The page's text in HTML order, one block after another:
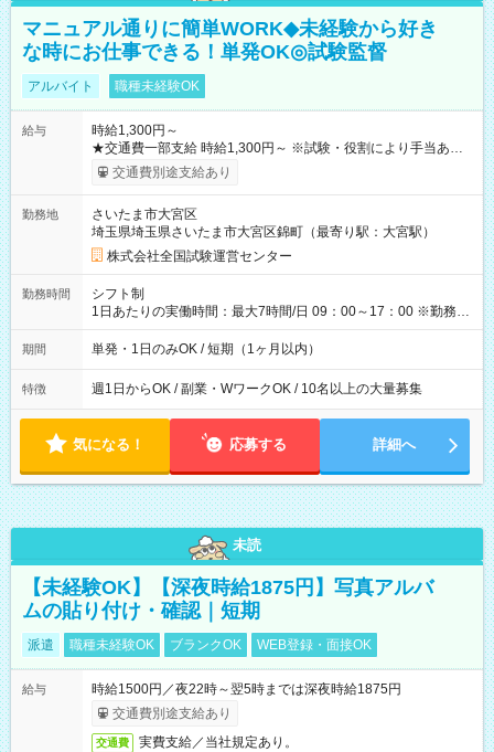
マニュアル通りに簡単WORK◆未経験から好き
な時にお仕事できる！単発OK◎試験監督
アルバイト 職種未経験OK
給与
時給1,300円～
★交通費一部支給 時給1,300円～ ※試験・役割により手当あり
※勤務回数により昇給あり 【即給（前払い）オプションあ
り！】 希望される場合、勤務から1週間ほどで給与の一部を受け
例】 ・河合塾模擬試験 8:30～17:30（休憩1時間） 時給1,300円
×8時間＝日収10,400円＋交通費 ※当日の役割により時給＋100
円の場合あり ・国家試験 7:00～13:30（休憩なし） 時給1,300
円（役割手当＋100円）×6時間＝日収8,400円＋交通費 【試用期
間】試用期間なし
交通費別途支給あり
勤務地
さいたま市大宮区
埼玉県埼玉県さいたま市大宮区錦町（最寄り駅：大宮駅）
株式会社全国試験運営センター
勤務時間
シフト制
1日あたりの実働時間：最大7時間/日 09：00～17：00 ※勤務時
間は 試験により異なります。
期間 単発・1日のみOK / 短期（1ヶ月以内）
特徴 週1日からOK / 副業・WワークOK / 10名以上の大量募集
気になる！ 応募する 詳細へ
未読
【未経験OK】【深夜時給1875円】写真アルバ
ムの貼り付け・確認｜短期
派遣 職種未経験OK ブランクOK WEB登録・面接OK
給与
時給1500円／夜22時～翌5時までは深夜時給1875円
交通費別途支給あり
交通費 実費支給／当社規定あり。